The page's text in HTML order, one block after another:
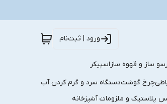
ورود | ثبت‌نام
ساز و قهوه سازاسپیکر
چرخ گوشتدستگاه سرد و گرم کردن آب
پلاستیک و ملزومات آشپزخانه